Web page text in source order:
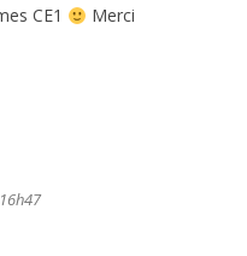
CE1
Merci